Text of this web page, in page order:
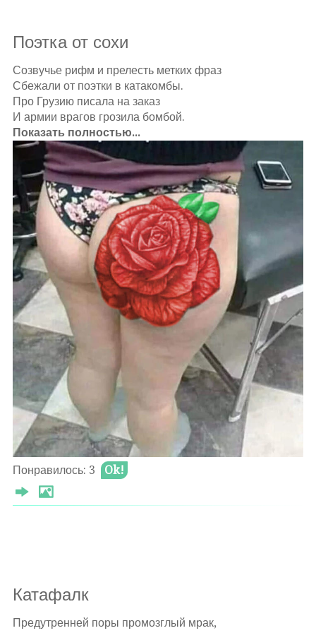
Поэтка от сохи
Созвучье рифм и прелесть метких фраз
Сбежали от поэтки в катакомбы.
Про Грузию писала на заказ
И армии врагов грозила бомбой.
В стихах поэтке равных не сыскать,
С топориком она врагов громила.
В солдатских сапогах месила грязь,
А о диване уж давно забыла.
Сыскала славу, но совсем в ином,
Поесть любила после всех скандалов.
Пусть сиська мокнет в чугунке с борщом,
Закусит дама блюдо смачным салом.
Вареники пойдут за гарбузом...
Трусов в продаже нет её размера.
Но поэтесса дока даже в том,
Когда и с чем галушки есть к примеру.
Права поэтка - быть ей на войне
И стать защитой для бойцов в окопе.
Ведь превзошла она броню вдвойне,
И Грады не пробьют такую ж.пу.
Θ 2021-04-30
Показать полностью...
Понравилось: 3 Ok!
Катафалк
Предутренней поры промозглый мрак,